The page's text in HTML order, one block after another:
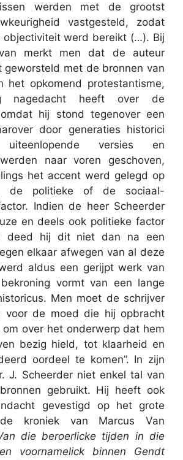
werden met de grootst
vastgesteld, zodat
objectiviteit werd bereikt (…). Bij
merkt men dat de auteur
geworsteld met de bronnen van
het opkomend protestantisme,
nagedacht heeft over de
hij stond tegenover een
door generaties historici
versies en
naar voren geschoven,
het accent werd gelegd op
de politieke of de sociaal-
Indien de heer Scheerder
en deels ook politieke factor
deed hij dit niet dan na een
elkaar afwegen van al deze
aldus een gerijpt werk van
vormt van een lange
Men moet de schrijver
voor de moed die hij opbracht
over het onderwerp dat hem
bezig hield, tot klaarheid en
oordeel te komen”. In zijn
J. Scheerder niet enkel tal van
gebruikt. Hij heeft ook
gevestigd op het grote
kroniek van Marcus Van
die beroerlicke tijden in die
voornamelick binnen Gendt